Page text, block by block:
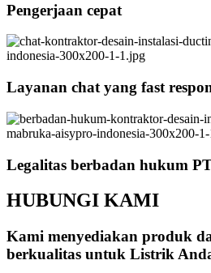
Pengerjaan cepat
Layanan chat yang fast
Legalitas berbadan hukum
HUBUNGI KAMI
Kami menyediakan produk
berkualitas untuk Listrik